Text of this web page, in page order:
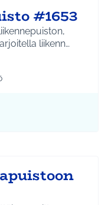
#1653
liikenn…
Tuusulan kylät
teeman mukaan: